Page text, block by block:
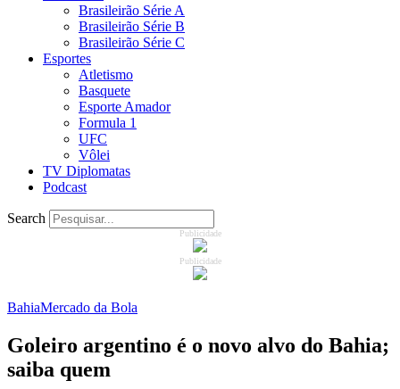
Brasileirão Série A
Brasileirão Série B
Brasileirão Série C
Esportes
Atletismo
Basquete
Esporte Amador
Formula 1
UFC
Vôlei
TV Diplomatas
Podcast
Search
Publicidade
Publicidade
BahiaMercado da Bola
Goleiro argentino é o novo alvo do Bahia;
saiba quem